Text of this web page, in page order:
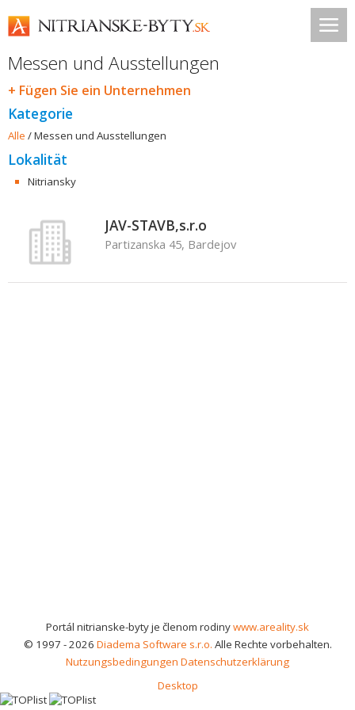
Messen und Ausstellungen
+ Fügen Sie ein Unternehmen
Kategorie
Alle /Messen und Ausstellungen
Lokalität
Nitriansky
JAV-STAVB,s.r.o
Partizanska 45, Bardejov
Portál nitrianske-byty je členom rodinywww.areality.sk
© 1997 - 2026 Diadema Software s.r.o. Alle Rechte vorbehalten.
Nutzungsbedingungen Datenschutzerklärung
Desktop